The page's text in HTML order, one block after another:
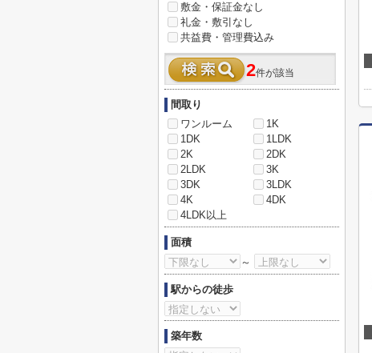
敷金・保証金なし
礼金・敷引なし
共益費・管理費込み
2件が該当
間取り
ワンルーム
1K
1DK
1LDK
2K
2DK
2LDK
3K
3DK
3LDK
4K
4DK
4LDK以上
面積
～
駅からの徒歩
築年数